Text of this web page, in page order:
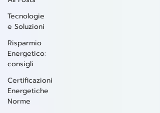
Tecnologie
e Soluzioni
Risparmio
Energetico:
consigli
Certificazioni
Energetiche
Norme